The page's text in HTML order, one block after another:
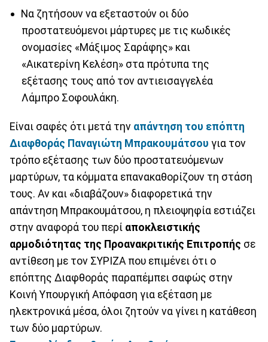
Να ζητήσουν να εξεταστούν οι δύο
προστατευόμενοι μάρτυρες με τις κωδικές
ονομασίες «Μάξιμος Σαράφης» και
«Αικατερίνη Κελέση» στα πρότυπα της
εξέτασης τους από τον αντιεισαγγελέα
Λάμπρο Σοφουλάκη.
Είναι σαφές ότι μετά την απάντηση του επόπτη
Διαφθοράς Παναγιώτη Μπρακουμάτσου για τον
τρόπο εξέτασης των δύο προστατευόμενων
μαρτύρων, τα κόμματα επανακαθορίζουν τη στάση
τους. Αν και «διαβάζουν» διαφορετικά την
απάντηση Μπρακουμάτσου, η πλειοψηφία εστιάζει
στην αναφορά του περί αποκλειστικής
αρμοδιότητας της Προανακριτικής Επιτροπής σε
αντίθεση με τον ΣΥΡΙΖΑ που επιμένει ότι ο
επόπτης Διαφθοράς παραπέμπει σαφώς στην
Κοινή Υπουργική Απόφαση για εξέταση με
ηλεκτρονικά μέσα, όλοι ζητούν να γίνει η κατάθεση
των δύο μαρτύρων.